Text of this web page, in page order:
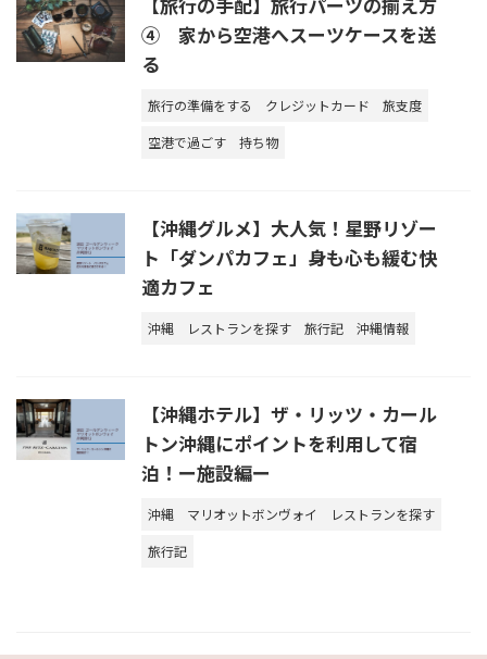
④ 家から空港へスーツケースを送
る
旅行の準備をする クレジットカード
旅支度
空港で過ごす
持ち物
【沖縄グルメ】大人気！星野リゾー
ト「ダンパカフェ」身も心も緩む快
適カフェ
沖縄 レストランを探す 旅行記 沖縄情報
【沖縄ホテル】ザ・リッツ・カール
トン沖縄にポイントを利用して宿
泊！ー施設編ー
沖縄 マリオットボンヴォイ
レストランを探す
旅行記